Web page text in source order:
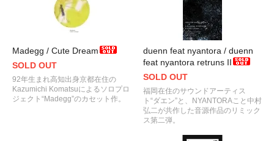
Madegg / Cute Dream
SOLD OUT
92年生まれ高知出身京都在住の
Kazumichi Komatsuによるソロプロ
ジェクト“Madegg”のカセット作。
duenn feat nyantora / duenn
feat nyantora retruns II
SOLD OUT
福岡在住のサウンドアーティス
ト“ダエン”と、NYANTORAこと中村
弘二が共作した音源作品のリミック
ス第二弾。